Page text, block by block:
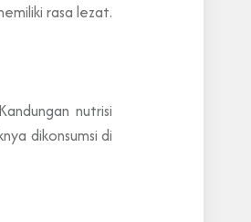
rasa lezat.
nutrisi
dikonsumsi di